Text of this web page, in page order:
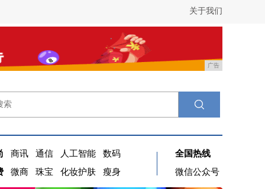
关于我们
广告
商讯 通信 人工智能
数码
微商 珠宝 化妆护肤 瘦身
全国热线
微信公众号